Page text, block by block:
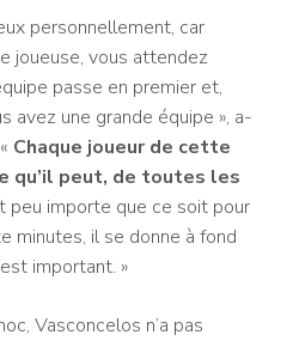
personnellement, car
joueuse, vous attendez
passe en premier et,
avez une grande équipe », a-
Chaque joueur de cette
qu’il peut, de toutes les
peu importe que ce soit pour
minutes, il se donne à fond
important. »
Vasconcelos n’a pas